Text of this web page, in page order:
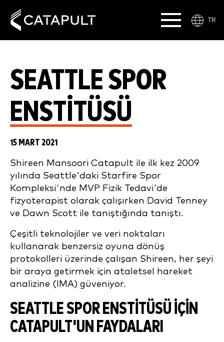
TR
SEATTLE SPOR
ENSTITÜSÜ
15 MART 2021
Shireen Mansoori Catapult ile ilk kez 2009
yılında Seattle'daki Starfire Spor
Kompleksi'nde MVP Fizik Tedavi'de
fizyoterapist olarak çalışırken David Tenney
ve Dawn Scott ile tanıştığında tanıştı.
Çeşitli teknolojiler ve veri noktaları
kullanarak benzersiz oyuna dönüş
protokolleri üzerinde çalışan Shireen, her şeyi
bir araya getirmek için ataletsel hareket
analizine (IMA) güveniyor.
SEATTLE SPOR ENSTITÜSÜ IÇIN
CATAPULT'UN FAYDALARI